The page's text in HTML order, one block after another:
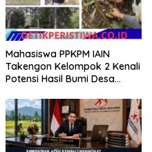
Mahasiswa PPKPM IAIN
Takengon Kelompok 2 Kenali
Potensi Hasil Bumi Desa